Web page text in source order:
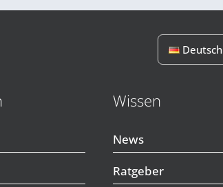
Deutsch
Wissen
News
Ratgeber